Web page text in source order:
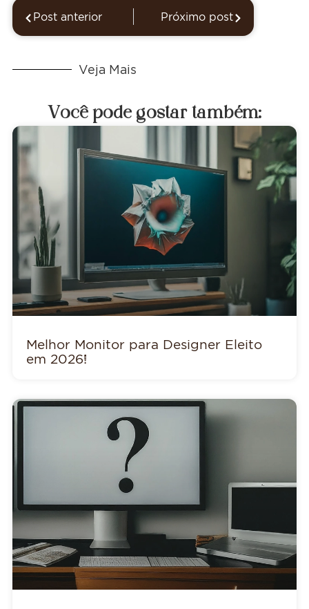
Post anterior Próximo post
Veja Mais
Você pode gostar também:
Melhor Monitor para Designer Eleito
em 2026!